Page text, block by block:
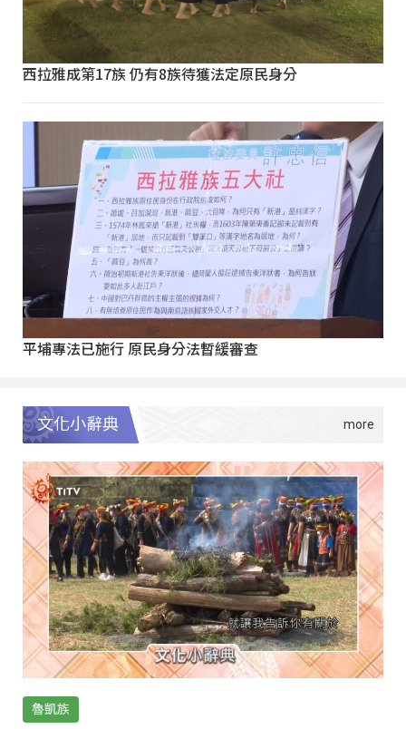
西拉雅成第17族 仍有8族待獲法定原民身分
平埔專法已施行 原民身分法暫緩審查
文化小辭典
魯凱族